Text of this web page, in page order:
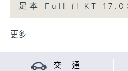
足本 Full (HKT
更多 ...
交 通